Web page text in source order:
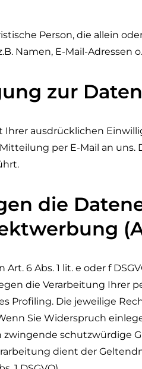
Person, die allein
Namen, E-Mail-Adressen
zur
ausdrücklichen
per E-Mail an
die
6 Abs. 1 lit. e oder f
die Verarbeitung Ihrer
Profiling. Die jeweilige
Sie Widerspruch
schutzwürdige
dient der